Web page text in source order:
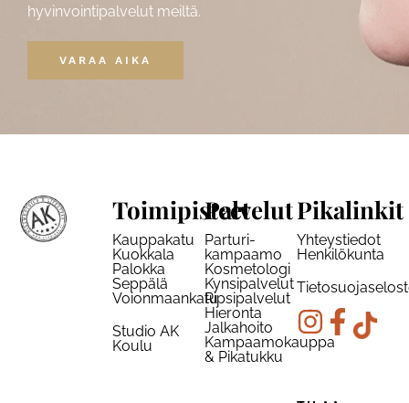
hyvinvointipalvelut meiltä.
VARAA AIKA
Toimipisteet
Kauppakatu
Kuokkala
Palokka
Seppälä
Voionmaankatu
Studio AK
Koulu
Palvelut
Parturi-
kampaamo
Kosmetologi
Kynsipalvelut
Ripsipalvelut
Hieronta
Jalkahoito
Kampaamokauppa
& Pikatukku
Pikalinkit
Yhteystiedot
Henkilökunta